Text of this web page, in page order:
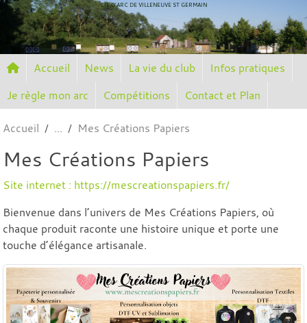
CIE D'ARC DE VILLENEUVE ST GERMAIN
Accueil News La vie du club
Infos pratiques
Je règle mon arc
Compétitions Contact et Plan
Accueil Mes Créations Papiers
Mes Créations Papiers
Site internet : https://mescreationspapiers.fr/
Bienvenue dans l’univers de Mes Créations Papiers, où
chaque produit raconte une histoire unique et porte une
touche d’élégance artisanale.
Panneau de gestion des cookies